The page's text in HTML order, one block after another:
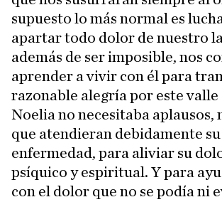
supuesto lo más normal es
apartar todo dolor de nuestro
además de ser imposible, nos
aprender a vivir con él para
razonable alegría por este valle
Noelia no necesitaba aplausos,
que atendieran debidamente su
enfermedad, para aliviar su
psíquico y espiritual. Y para
con el dolor que no se podía ni